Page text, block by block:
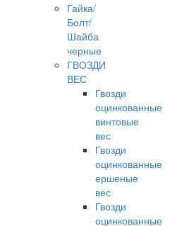
Гайка/
Болт/
Шайба
черные
ГВОЗДИ
ВЕС
Гвозди
оцинкованные
винтовые
вес
Гвозди
оцинкованные
ершеные
вес
Гвозди
оцинкованные